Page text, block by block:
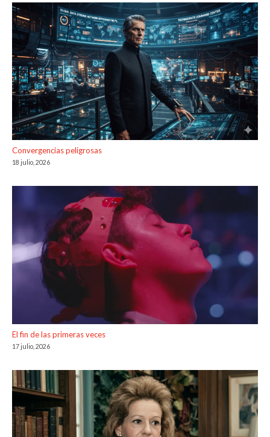
Convergencias peligrosas
18 julio, 2026
El fin de las primeras veces
17 julio, 2026